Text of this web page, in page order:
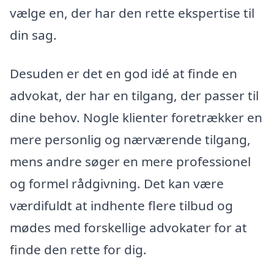
vælge en, der har den rette ekspertise til
din sag.
Desuden er det en god idé at finde en
advokat, der har en tilgang, der passer til
dine behov. Nogle klienter foretrækker en
mere personlig og nærværende tilgang,
mens andre søger en mere professionel
og formel rådgivning. Det kan være
værdifuldt at indhente flere tilbud og
mødes med forskellige advokater for at
finde den rette for dig.